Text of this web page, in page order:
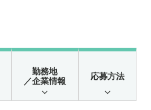
勤務地
／企業情報
応募方法